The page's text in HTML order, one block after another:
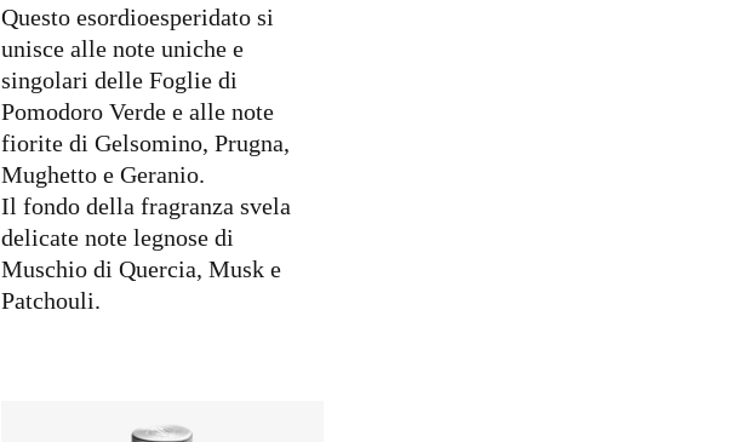
Questo esordioesperidato si
unisce alle note uniche e
singolari delle Foglie di
Pomodoro Verde e alle note
fiorite di Gelsomino, Prugna,
Mughetto e Geranio.
Il fondo della fragranza svela
delicate note legnose di
Muschio di Quercia, Musk e
Patchouli.